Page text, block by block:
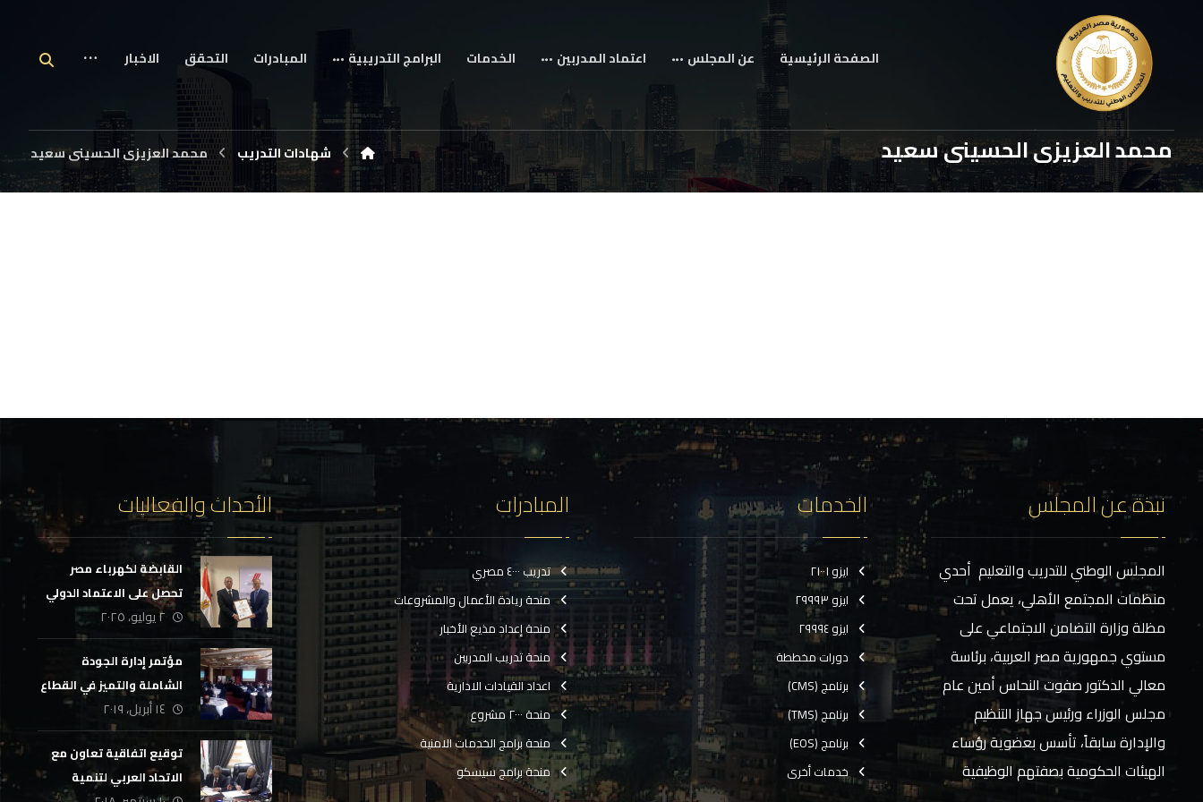
الصفحة الرئيسية عن المجلس اعتماد المدربين الخدمات البرامج التدريبية المبادرات التحقق الاخبار
محمد العزيزى الحسينى سعيد شهادات التدريب محمد العزيزى الحسينى سعيد
نبذة عن المجلس
المجلس الوطني للتدريب والتعليم أحدي
منظمات المجتمع الأهلي، يعمل تحت
مظلة وزارة التضامن الاجتماعي على
مستوي جمهورية مصر العربية، برئاسة
معالي الدكتور صفوت النحاس أمين عام
مجلس الوزراء ورئيس جهاز التنظيم
والإدارة سابقاً، تأسس بعضوية رؤساء
الهيئات الحكومية بصفتهم الوظيفية
الخدمات
ايزو ٢١٠٠١
ايزو ٢٩٩٩٣
ايزو ٢٩٩٩٤
دورات مخططة
برنامج (CMS)
برنامج (TMS)
برنامج (EOS)
خدمات أخرى
المبادرات
تدريب ٤٠٠٠ مصري
منحة ريادة الأعمال والمشروعات
منحة إعداد مذيع الأخبار
منحة تدريب المدربين
اعداد القيادات الادارية
منحة ٢٠٠٠ مشروع
منحة برامج الخدمات الامنية
منحة برامج سيسكو
الأحداث والفعاليات
القابضة لكهرباء مصر
تحصل على الاعتماد الدولي
لمركز إعداد القادة
٢ يوليو، ٢٠٢٥
مؤتمر إدارة الجودة
الشاملة والتميز في القطاع
المصرفي
١٤ أبريل، ٢٠١٩
توقيع اتفاقية تعاون مع
الاتحاد العربي لتنمية